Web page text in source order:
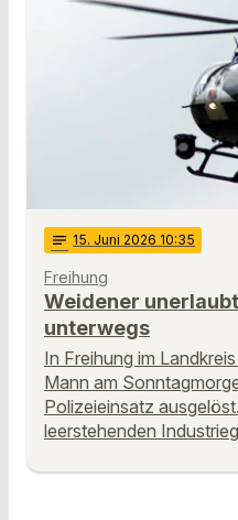
notes 15. Juni 2026 10:35
Freihung
Weidener
unterwegs
In Freihung im
Mann am
Polizeieinsatz
leerstehenden